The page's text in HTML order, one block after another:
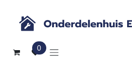
0